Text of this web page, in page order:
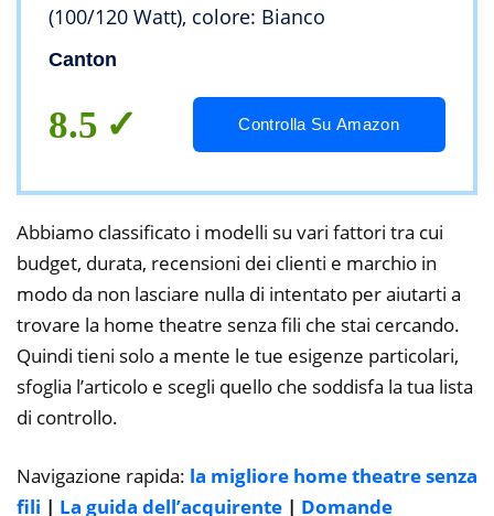
(100/120 Watt), colore: Bianco
Canton
8.5 Controlla Su Amazon
Abbiamo classificato i modelli su vari fattori tra cui
budget, durata, recensioni dei clienti e marchio in
modo da non lasciare nulla di intentato per aiutarti a
trovare la home theatre senza fili che stai cercando.
Quindi tieni solo a mente le tue esigenze particolari,
sfoglia l’articolo e scegli quello che soddisfa la tua lista
di controllo.
Navigazione rapida: la migliore home theatre senza
fili | La guida dell’acquirente | Domande